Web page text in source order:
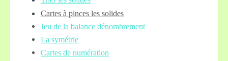
Cartes à pinces les solides
Jeu de la balance dénombrement
La symétrie
Cartes de numération